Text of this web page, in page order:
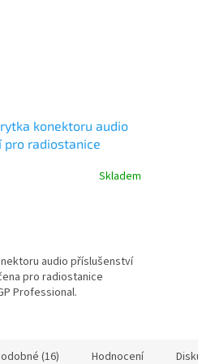
konektoru audio
pro radiostanice
Skladem
audio příslušenství
pro radiostanice
Professional.
(16) Hodnocení